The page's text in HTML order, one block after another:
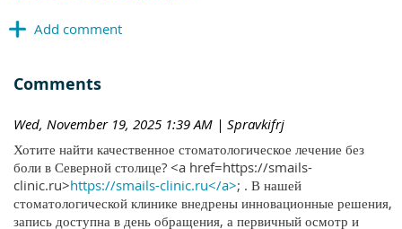
Comments
Wed, November 19, 2025 1:39 AM | Spravkifrj
Хотите найти качественное стоматологическое лечение без
боли в Северной столице? <a href=https://smails-
clinic.ru>https://smails-clinic.ru</a>; . В нашей
стоматологической клинике внедрены инновационные решения,
запись доступна в день обращения, а первичный осмотр и